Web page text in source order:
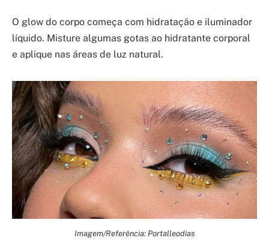
O glow do corpo começa com hidratação e iluminador
líquido. Misture algumas gotas ao hidratante corporal
e aplique nas áreas de luz natural.
Imagem/Referência: Portalleodias